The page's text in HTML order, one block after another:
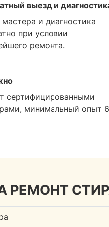
выезд и
и диагностика
при условии
ремонта.
сертифицированными
минимальный опыт 6
РЕМОНТ